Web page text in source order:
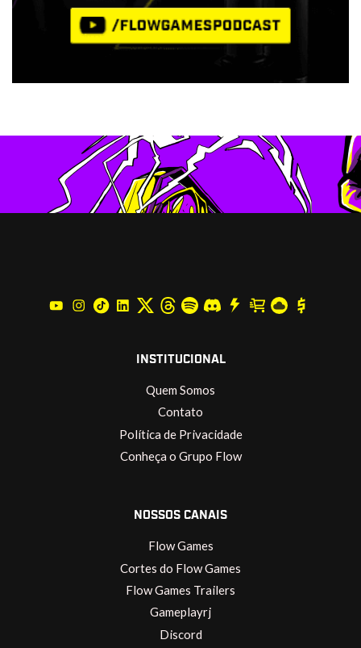
INSTITUCIONAL
Quem Somos
Contato
Política de Privacidade
Conheça o Grupo Flow
NOSSOS CANAIS
Flow Games
Cortes do Flow Games
Flow Games Trailers
Gameplayrj
Discord